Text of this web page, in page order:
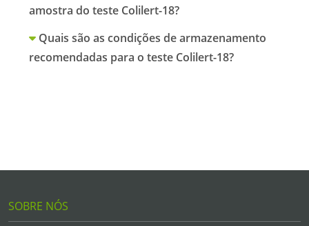
amostra do teste Colilert-18?
Quais são as condições de armazenamento
recomendadas para o teste Colilert-18?
SOBRE NÓS